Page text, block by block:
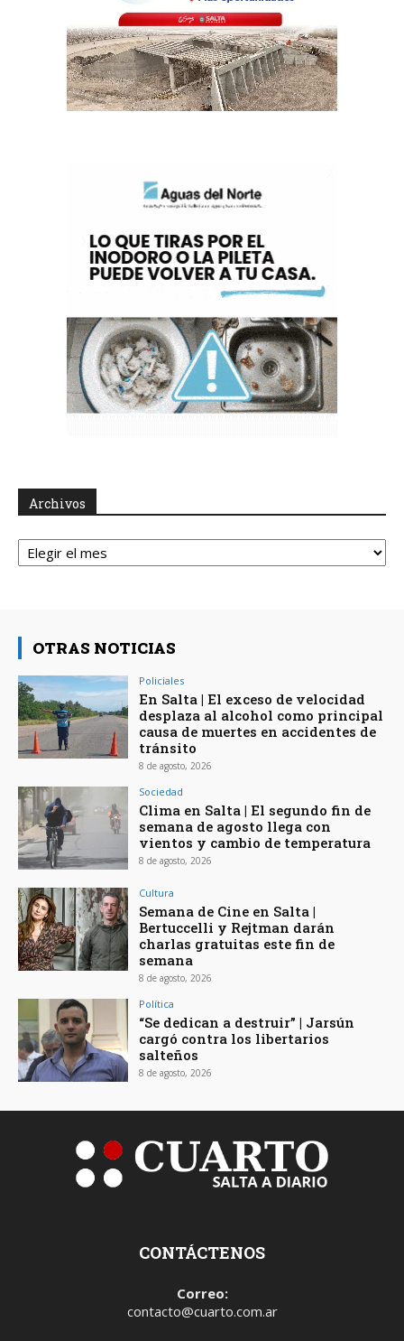
Archivos
Archivos
OTRAS NOTICIAS
Policiales
En Salta | El exceso de velocidad
desplaza al alcohol como principal
causa de muertes en accidentes de
tránsito
8 de agosto, 2026
Sociedad
Clima en Salta | El segundo fin de
semana de agosto llega con
vientos y cambio de temperatura
8 de agosto, 2026
Cultura
Semana de Cine en Salta |
Bertuccelli y Rejtman darán
charlas gratuitas este fin de
semana
8 de agosto, 2026
Política
“Se dedican a destruir” | Jarsún
cargó contra los libertarios
salteños
8 de agosto, 2026
CONTÁCTENOS
Correo:
contacto@cuarto.com.ar